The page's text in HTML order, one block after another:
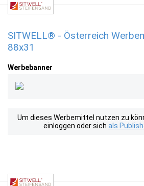
SITWELL® - Österreich
88x31
Werbebanner
Um dieses Werbemittel nutzen zu
einloggen oder sich als